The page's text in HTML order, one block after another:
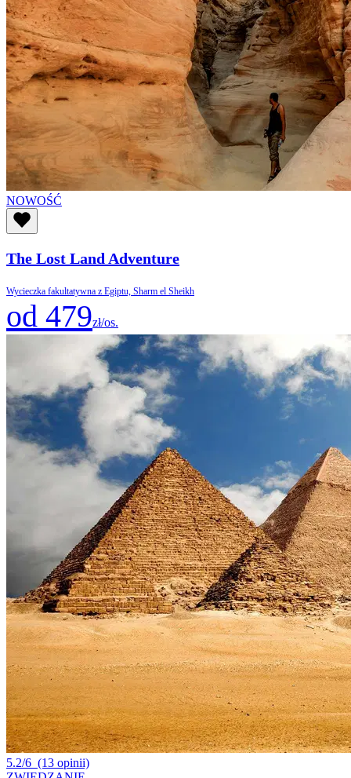
NOWOŚĆ
The Lost Land Adventure
Wycieczka fakultatywna z Egiptu, Sharm el Sheikh
od 479zł/os.
5.2/6 (13 opinii)